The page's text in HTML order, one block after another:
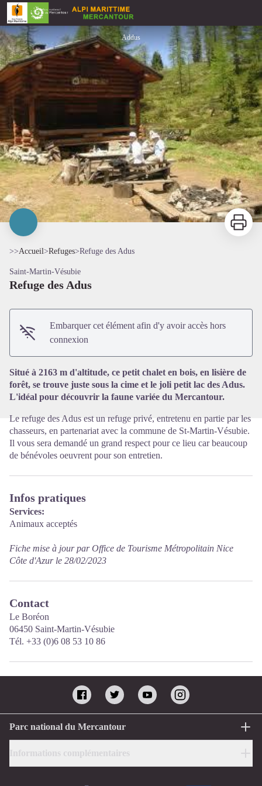
Refuge des Adus
Addus
Voir l'image en plein écran
Imprimer
>>Accueil>Refuges>Refuge des Adus
Saint-Martin-Vésubie
Refuge des Adus
Embarquer cet élément afin d'y avoir accès hors
connexion
Situé à 2163 m d'altitude, ce petit chalet en bois, en lisière de
forêt, se trouve juste sous la cime et le joli petit lac des Adus.
L'idéal pour découvrir la faune variée du Mercantour.
Le refuge des Adus est un refuge privé, entretenu en partie par les
chasseurs, en partenariat avec la commune de St-Martin-Vésubie.
Il vous sera demandé un grand respect pour ce lieu car beaucoup
de bénévoles oeuvrent pour son entretien.
Infos pratiques
Services:
Animaux acceptés
Fiche mise à jour par Office de Tourisme Métropolitain Nice
Côte d'Azur le 28/02/2023
Contact
Le Boréon
06450 Saint-Martin-Vésubie
Tél. +33 (0)6 08 53 10 86
Parc national du Mercantour
Informations complémentaires